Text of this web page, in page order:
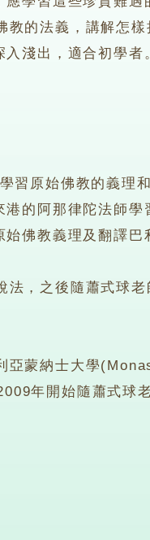
的法義，講解怎樣
淺出，適合初學者
原始佛教的義理
的阿那律陀法師
佛教義理及翻譯巴
之後隨蕭式球老
蒙納士大學
年開始隨蕭式球